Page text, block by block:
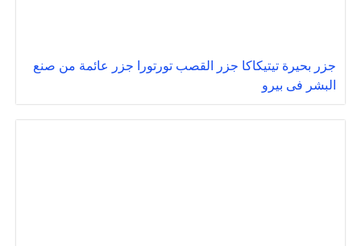
جزر بحيرة تيتيكاكا جزر القصب تورتورا جزر عائمة من صنع
البشر فى بيرو